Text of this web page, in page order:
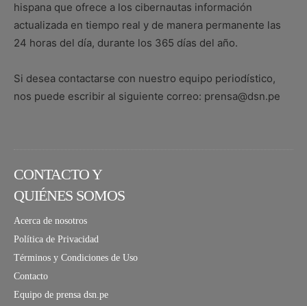
hispana que ofrece a los cibernautas información
actualizada en tiempo real y de manera permanente las
24 horas del día, durante los 365 días del año.
Si desea contactarse con nuestro equipo periodístico,
nos puede escribir al siguiente correo: prensa@dsn.pe
CONTACTO Y
QUIÉNES SOMOS
Acerca de nosotros
Política de Privacidad
Términos y Condiciones de Uso
Contacto
Equipo de prensa dsn.pe